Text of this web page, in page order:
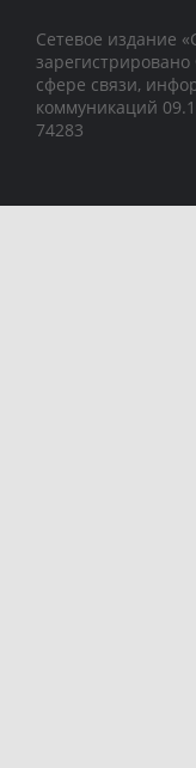
Сетевое издание
сфере связи,
коммуникаций
74283